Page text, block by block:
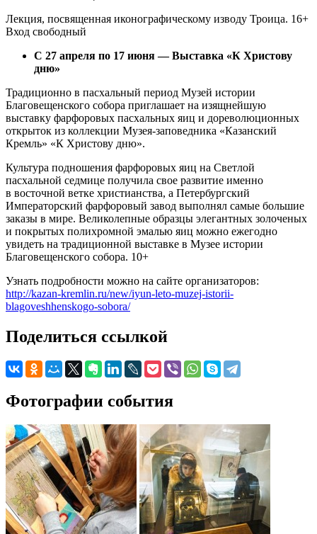
Лекция, посвященная иконографическому изводу Троица. 16+
Вход свободный
С 27 апреля по 17 июня — Выставка «К Христову
дню»
Традиционно в пасхальный период Музей истории
Благовещенского собора приглашает на изящнейшую
выставку фарфоровых пасхальных яиц и дореволюционных
открыток из коллекции Музея-заповедника «Казанский
Кремль» «К Христову дню».
Культура подношения фарфоровых яиц на Светлой
пасхальной седмице получила свое развитие именно
в восточной ветке христианства, а Петербургский
Императорский фарфоровый завод выполнял самые большие
заказы в мире. Великолепные образцы элегантных золоченых
и покрытых полихромной эмалью яиц можно ежегодно
увидеть на традиционной выставке в Музее истории
Благовещенского собора. 10+
Узнать подробности можно на сайте организаторов:
http://kazan-kremlin.ru/new/iyun-leto-muzej-istorii-
blagoveshhenskogo-sobora/
Поделиться ссылкой
Фотографии события